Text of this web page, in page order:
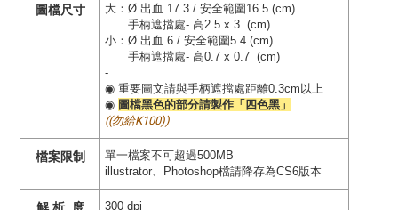
圖檔尺寸
大：Ø 出血 17.3 / 安全範圍16.5 (cm)
手柄遮擋處- 高2.5 x 3 (cm)
小：Ø 出血 6 / 安全範圍5.4 (cm)
手柄遮擋處- 高0.7 x 0.7 (cm)
-
◉ 重要圖文請與手柄遮擋處距離0.3cm以上
◉ 圖檔黑色的部分請製作「四色黑」
((勿給K100))
檔案限制
單一檔案不可超過500MB
illustrator、Photoshop檔請降存為CS6版本
解 析 度 300 dpi